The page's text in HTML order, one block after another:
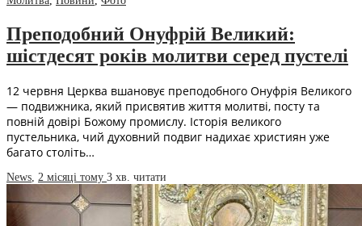
Преподобний Онуфрій Великий:
шістдесят років молитви серед пустелі
12 червня Церква вшановує преподобного Онуфрія Великого
— подвижника, який присвятив життя молитві, посту та
повній довірі Божому промислу. Історія великого
пустельника, чий духовний подвиг надихає християн уже
багато століть…
News 2 місяці тому 3 хв. читати